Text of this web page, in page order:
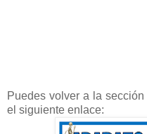
Puedes volver a la
el siguiente enlace: